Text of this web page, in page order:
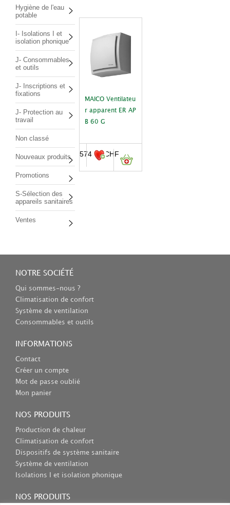
Hygiène de l'eau
potable
I- Isolations I et
isolation phonique
J- Consommables
et outils
J- Inscriptions et
fixations
J- Protection au
travail
Non classé
Nouveaux produits
Promotions
S-Sélection des
appareils sanitaires
Ventes
MAICO Ventilateu
r apparent ER AP
B 60 G
574.00CHF
NOTRE SOCIÉTÉ
Qui sommes-nous ?
Climatisation de confort
Système de ventilation
Consommables et outils
INFORMATIONS
Contact
Créer un compte
Mot de passe oublié
Mon panier
NOS PRODUITS
Production de chaleur
Climatisation de confort
Dispositifs de système sanitaire
Système de ventilation
Isolations I et isolation phonique
NOS PRODUITS